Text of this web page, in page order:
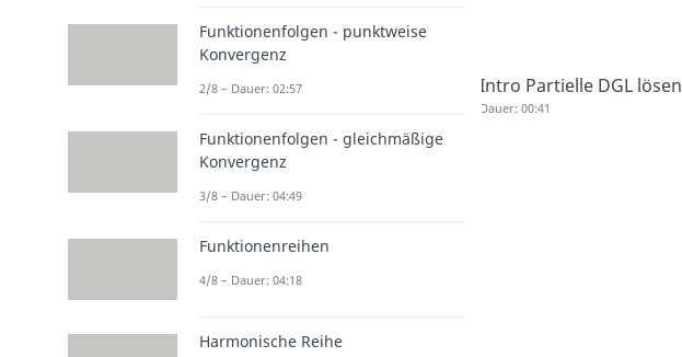
Intro Partielle DGL lösen
Dauer: 00:41
Funktionenfolgen - punktweise
Konvergenz
2/8 – Dauer: 02:57
Funktionenfolgen - gleichmäßige
Konvergenz
3/8 – Dauer: 04:49
Funktionenreihen
4/8 – Dauer: 04:18
Harmonische Reihe